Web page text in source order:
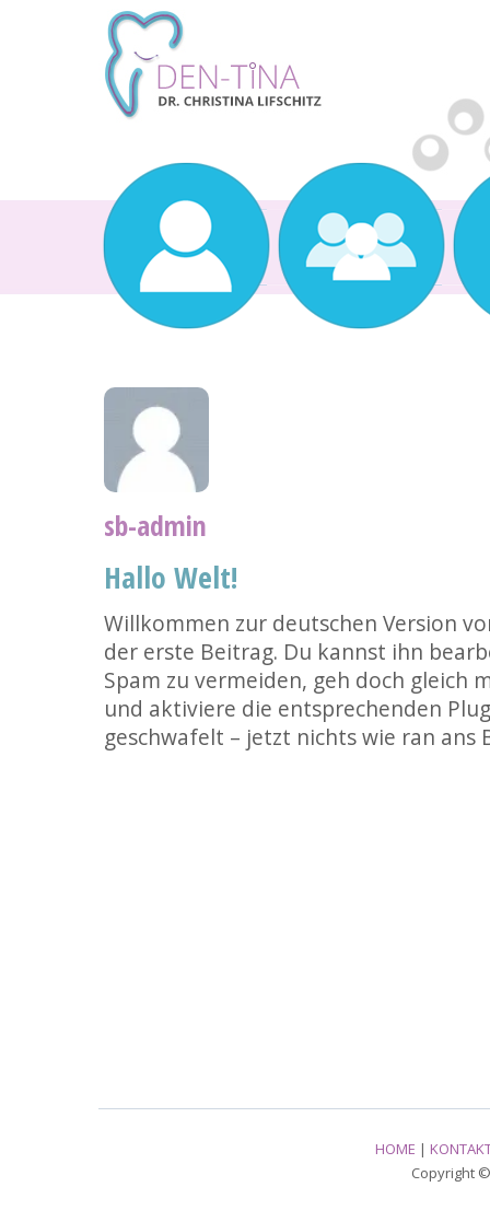
sb-admin
Hallo Welt!
Willkommen zur deutschen Version
der erste Beitrag. Du kannst ihn
Spam zu vermeiden, geh doch gleich
und aktiviere die entsprechenden
geschwafelt – jetzt nichts wie ran ans
HOME |
Copyright